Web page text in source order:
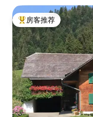
热门「房客推荐」
房客推荐